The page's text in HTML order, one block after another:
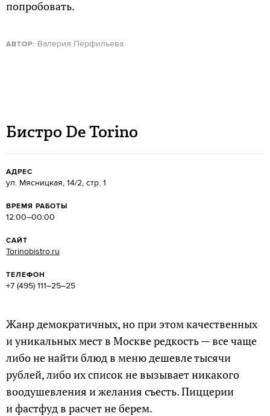
попробовать.
АВТОР: Валерия Перфильева
Бистро De Torino
АДРЕС
ул. Мясницкая, 14/2, стр. 1
ВРЕМЯ РАБОТЫ
12:00–00:00
САЙТ
Torinobistro.ru
ТЕЛЕФОН
+7 (495) 111–25–25
Жанр демократичных, но при этом качественных
и уникальных мест в Москве редкость — все чаще
либо не найти блюд в меню дешевле тысячи
рублей, либо их список не вызывает никакого
воодушевления и желания съесть. Пиццерии
и фастфуд в расчет не берем.